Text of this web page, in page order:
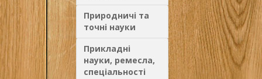
Природничі та
точні науки
Прикладні
науки, ремесла,
спеціальності